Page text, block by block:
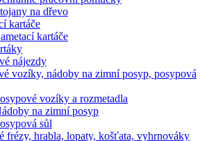
na dřevo
kartáče
kartáče
nájezdy
vozíky, nádoby na zimní posyp, posypová
vozíky a rozmetadla
na zimní posyp
sůl
frézy, hrabla, lopaty, košťata, vyhrnováky